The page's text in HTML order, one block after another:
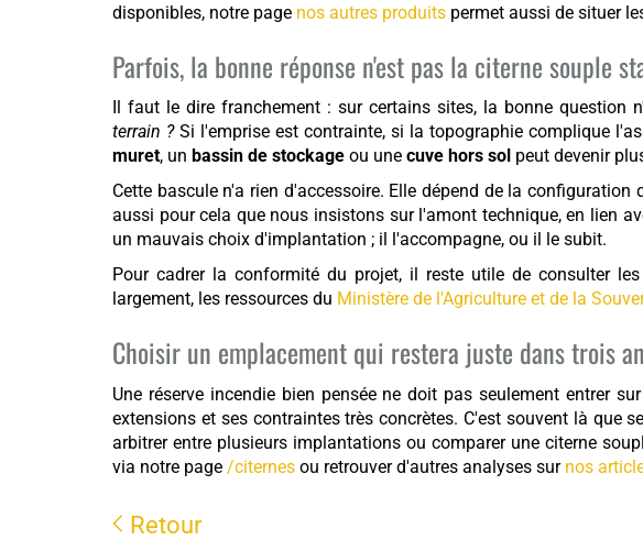
disponibles, notre page nos autres produits permet aussi de situer
Parfois, la bonne réponse n'est pas la citerne souple
Il faut le dire franchement : sur certains sites, la bonne question
terrain ?Si l'emprise est contrainte, si la topographie complique
muret, un bassin de stockage ou une cuve hors sol peut devenir
Cette bascule n'a rien d'accessoire. Elle dépend de la
aussi pour cela que nous insistons sur l'amont technique, en lien
un mauvais choix d'implantation ; il l'accompagne, ou il le subit.
Pour cadrer la conformité du projet, il reste utile de consulter
largement, les ressources du Ministère de l'Agriculture et de la
Choisir un emplacement qui restera juste dans trois
Une réserve incendie bien pensée ne doit pas seulement entrer
extensions et ses contraintes très concrètes. C'est souvent là que
arbitrer entre plusieurs implantations ou comparer une citerne
via notre page /citernes ou retrouver d'autres analyses sur nos
Retour